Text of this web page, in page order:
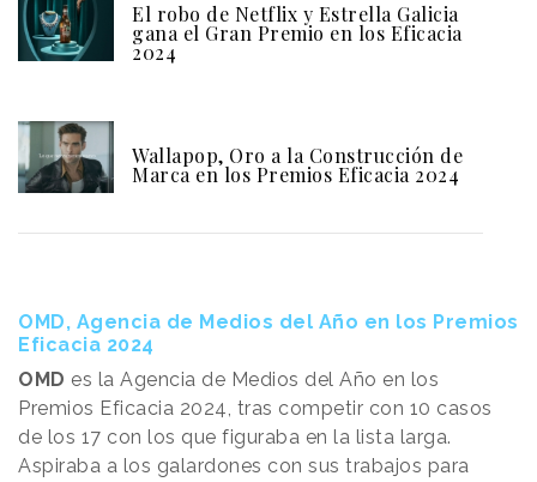
El robo de Netflix y Estrella Galicia
gana el Gran Premio en los Eficacia
2024
Wallapop, Oro a la Construcción de
Marca en los Premios Eficacia 2024
OMD, Agencia de Medios del Año en los Premios
Eficacia 2024
OMD es la Agencia de Medios del Año en los
Premios Eficacia 2024, tras competir con 10 casos
de los 17 con los que figuraba en la lista larga.
Aspiraba a los galardones con sus trabajos para